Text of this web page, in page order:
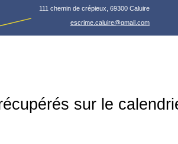
111 chemin de crépieux, 69300 Caluire
escrime.caluire@gmail.com
sur le